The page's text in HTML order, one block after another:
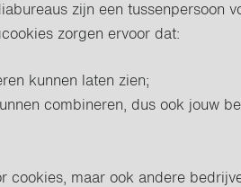
zijn een tussenpersoon
zorgen ervoor dat:
kunnen laten zien;
combineren, dus ook jouw
cookies, maar ook andere